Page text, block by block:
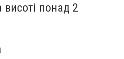
висоті понад 2